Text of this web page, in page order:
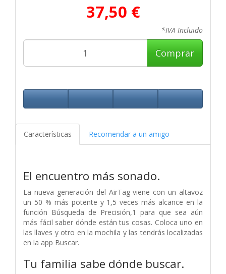
37,50 €
*IVA Incluido
Comprar
Características Recomendar a un amigo
El encuentro más sonado.
La nueva generación del AirTag viene con un altavoz
un 50 % más potente y 1,5 veces más alcance en la
función Búsqueda de Precisión,1 para que sea aún
más fácil saber dónde están tus cosas. Coloca uno en
las llaves y otro en la mochila y las tendrás localizadas
en la app Buscar.
Tu familia sabe dónde buscar.